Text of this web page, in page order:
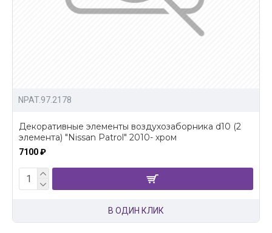
NPAT.97.2178
Декоративные элементы воздухозаборника d10 (2
элемента) "Nissan Patrol" 2010- хром
7100 ₽
В ОДИН КЛИК